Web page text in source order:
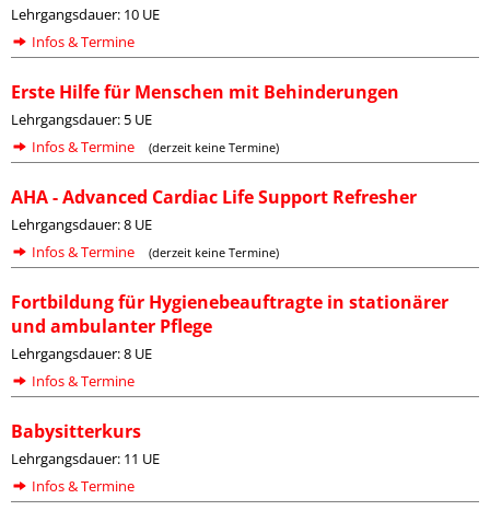
Lehrgangsdauer: 10 UE
Infos & Termine
Erste Hilfe für Menschen mit Behinderungen
Lehrgangsdauer: 5 UE
Infos & Termine
(derzeit keine Termine)
AHA - Advanced Cardiac Life Support Refresher
Lehrgangsdauer: 8 UE
Infos & Termine
(derzeit keine Termine)
Fortbildung für Hygienebeauftragte in stationärer
und ambulanter Pflege
Lehrgangsdauer: 8 UE
Infos & Termine
Babysitterkurs
Lehrgangsdauer: 11 UE
Infos & Termine